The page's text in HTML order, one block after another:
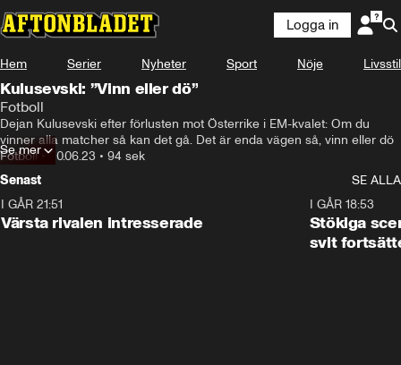
Logga in
Hem Serier Nyheter Sport Nöje Livsstil
Kulusevski: ”Vinn eller dö”
Fotboll
Dejan Kulusevski efter förlusten mot Österrike i EM-kvalet: Om du
vinner alla matcher så kan det gå. Det är enda vägen så, vinn eller dö
Fotboll•20.06.23 • 94 sek
Se mer
Senast
SE ALLA
I GÅR 21:51
Värsta rivalen intresserade
I GÅR 18:53
Stökiga
svit